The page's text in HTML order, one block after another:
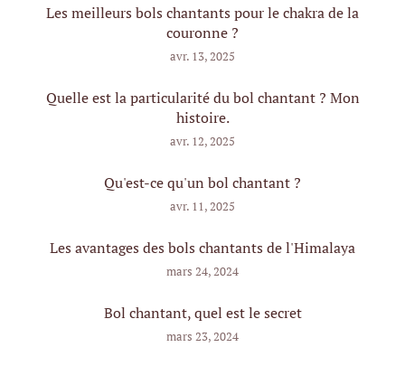
Les meilleurs bols chantants pour le chakra de la
couronne ?
avr. 13, 2025
Quelle est la particularité du bol chantant ? Mon
histoire.
avr. 12, 2025
Qu'est-ce qu'un bol chantant ?
avr. 11, 2025
Les avantages des bols chantants de l'Himalaya
mars 24, 2024
Bol chantant, quel est le secret
mars 23, 2024